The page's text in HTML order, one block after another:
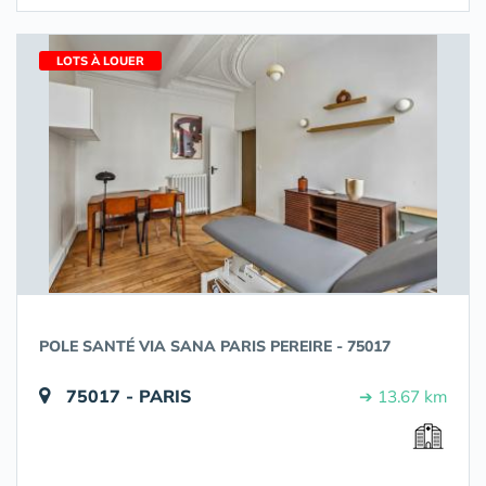
LOTS À LOUER
POLE SANTÉ VIA SANA PARIS PEREIRE - 75017
75017 - PARIS ➔ 13.67 km